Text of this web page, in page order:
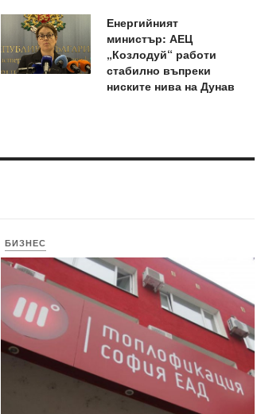
Енергийният
министър: АЕЦ
„Козлодуй“ работи
стабилно въпреки
ниските нива на Дунав
БИЗНЕС